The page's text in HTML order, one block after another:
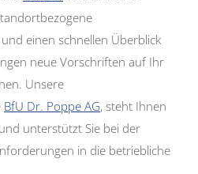
einen schnellen Überblick
neue Vorschriften auf Ihr
Unsere
BfU Dr. Poppe AG, steht Ihnen
unterstützt Sie bei der
in die betriebliche